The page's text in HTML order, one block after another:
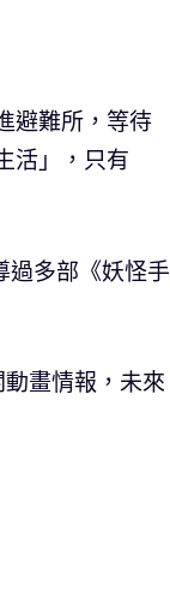
避難所，等待
活」，只有
過多部《妖怪手
畫情報，未來